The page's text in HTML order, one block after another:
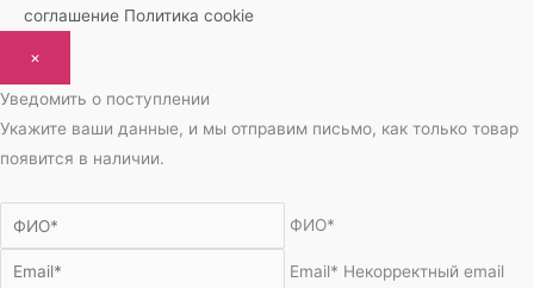
соглашение Политика cookie
×
Уведомить о поступлении
Укажите ваши данные, и мы отправим письмо, как только товар
появится в наличии.
ФИО*
Email* Некорректный email